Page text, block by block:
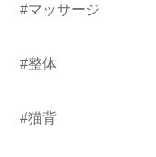
#マッサージ
#整体
#猫背